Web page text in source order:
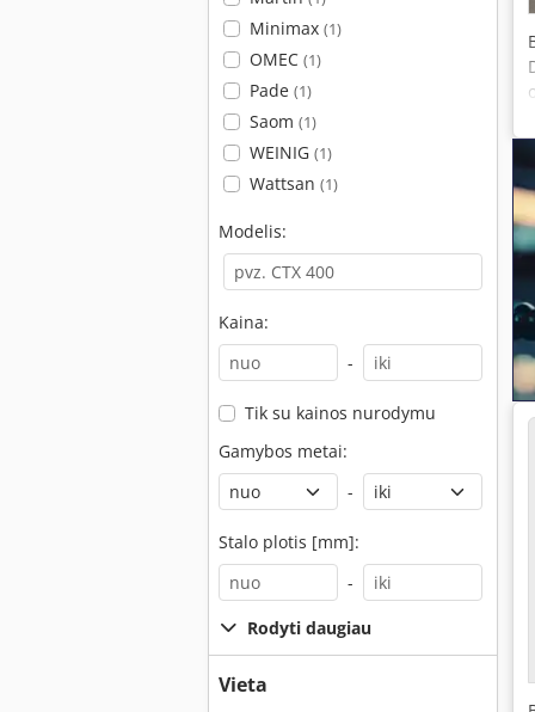
Minimax (1)
OMEC (1)
Pade (1)
Saom (1)
WEINIG (1)
Wattsan (1)
Modelis:
Kaina:
-
Tik su kainos nurodymu
Gamybos metai:
-
Stalo plotis [mm]:
-
Rodyti daugiau
Vieta